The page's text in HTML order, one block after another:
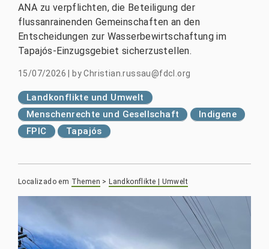
ANA zu verpflichten, die Beteiligung der
flussanrainenden Gemeinschaften an den
Entscheidungen zur Wasserbewirtschaftung im
Tapajós-Einzugsgebiet sicherzustellen.
15/07/2026 byChristian.russau@fdcl.org
Landkonflikte und Umwelt
Menschenrechte und Gesellschaft
Indigene
FPIC
Tapajós
Localizado em Themen > Landkonflikte | Umwelt